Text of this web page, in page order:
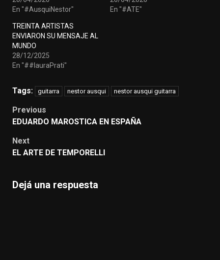
En "#AusquiNestor"
En "#ATE"
TREINTA ARTISTAS
ENVIARON SU MENSAJE AL
MUNDO
28/12/2025
En "##lauraPrati"
Tags: guitarra nestor ausqui nestor ausqui guitarra
Post
navigation
Previous
EDUARDO MAROSTICA EN ESPAÑA
Next
EL ARTE DE TEMPORELLI
Dejá una respuesta